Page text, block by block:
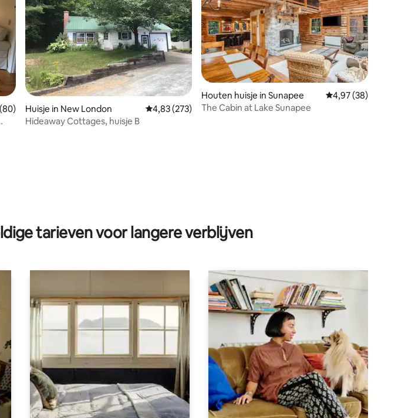
beoordeling van 4,99 op 5, 80 recensies
Huisje in New London Gemiddelde beoordeling van 4,83 op 5, 273 recensies
4,83 (273)
Hideaway Cottages, huisje B
Houten huisje in Sunapee Gemiddelde
4,97 (38)
The Cabin at Lake Sunapee
tarieven voor langere verblijven